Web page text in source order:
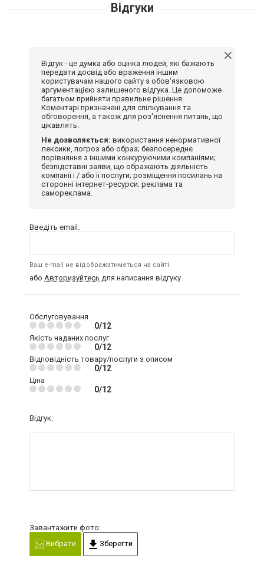
Відгуки
Відгук - це думка або оцінка людей, які бажають
передати досвід або враження іншим
користувачам нашого сайту з обов'язковою
аргументацією залишеного відгука. Це допоможе
багатьом прийняти правильне рішення.
Коментарі призначені для спілкування та
обговорення, а також для роз'яснення питань, що
цікавлять.
Не дозволяється: використання ненормативної
лексики, погроз або образ; безпосереднє
порівняння з іншими конкуруючими компаніями;
безпідставні заяви, що ображають діяльність
компанії і / або її послуги; розміщення посилань на
сторонні інтернет-ресурси; реклама та
самореклама.
Введіть email:
Ваш e-mail не відображатиметься на сайті
або Авторизуйтесь для написання відгуку
Обслуговування
0/12
Якість наданих послуг
0/12
Відповідність товару/послуги з описом
0/12
Ціна
0/12
Відгук:
Завантажити фото:
Вибрати
Зберегти